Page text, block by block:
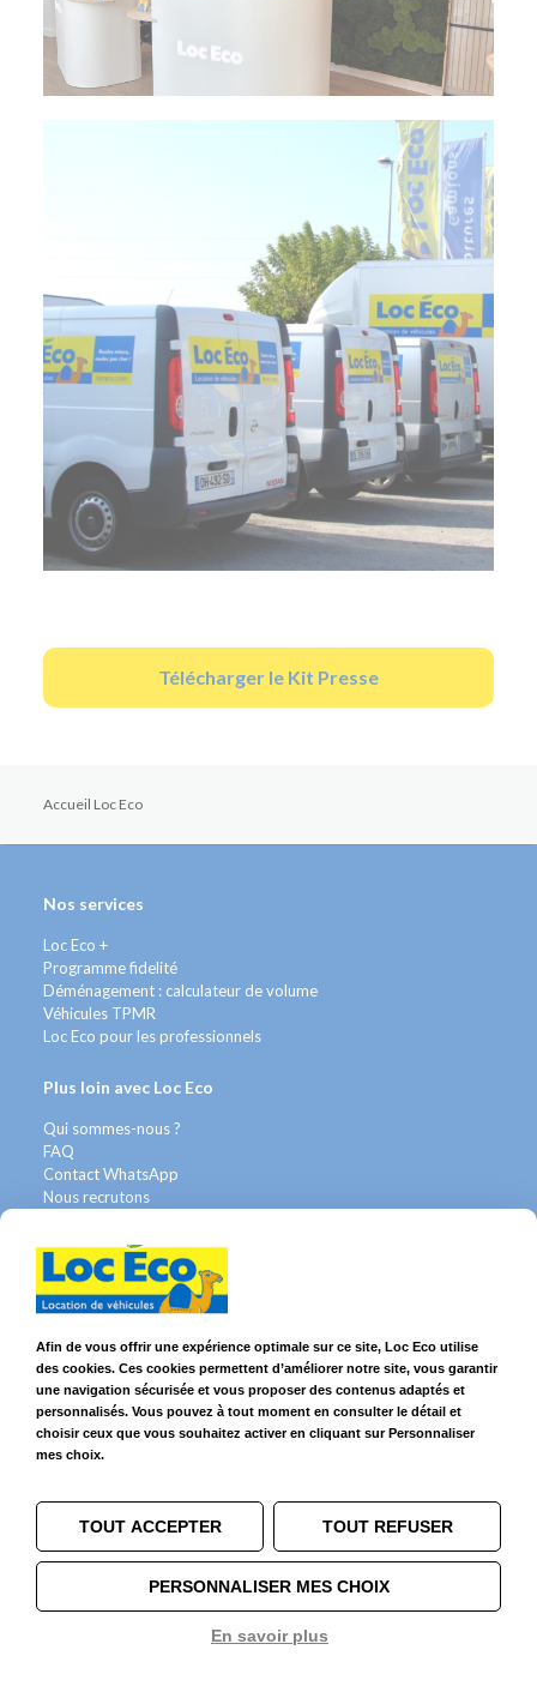
Télécharger le Kit Presse
Accueil Loc Eco
Nos services
Loc Eco +
Programme fidelité
Déménagement : calculateur de volume
Véhicules TPMR
Loc Eco pour les professionnels
Plus loin avec Loc Eco
Qui sommes-nous ?
FAQ
Contact WhatsApp
Nous recrutons
Légal
Franchises & Assurances
Données personnelles
Mentions Légales
Cookies
Suivez-nous sur
© 2026 Loc Eco – Location de voitures, utilitaires et camions dans le
Afin de vous offrir une expérience optimale sur ce site, Loc Eco utilise
des cookies. Ces cookies permettent d’améliorer notre site, vous garantir
une navigation sécurisée et vous proposer des contenus adaptés et
personnalisés. Vous pouvez à tout moment en consulter le détail et
choisir ceux que vous souhaitez activer en cliquant sur Personnaliser
mes choix.
TOUT ACCEPTER TOUT REFUSER
PERSONNALISER MES CHOIX
En savoir plus